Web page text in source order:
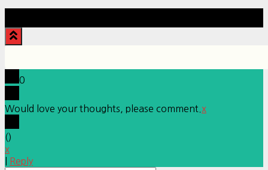
0
Would love your thoughts, please comment. x
()
x
Reply